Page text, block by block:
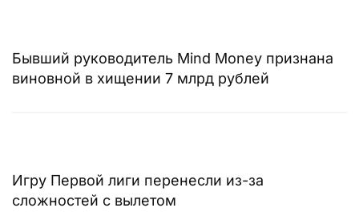
Бывший руководитель Mind Money признана
виновной в хищении 7 млрд рублей
Игру Первой лиги перенесли из-за
сложностей с вылетом